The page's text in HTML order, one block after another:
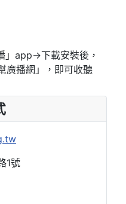
app→下載安裝後，
廣播網」，即可收聽
1號